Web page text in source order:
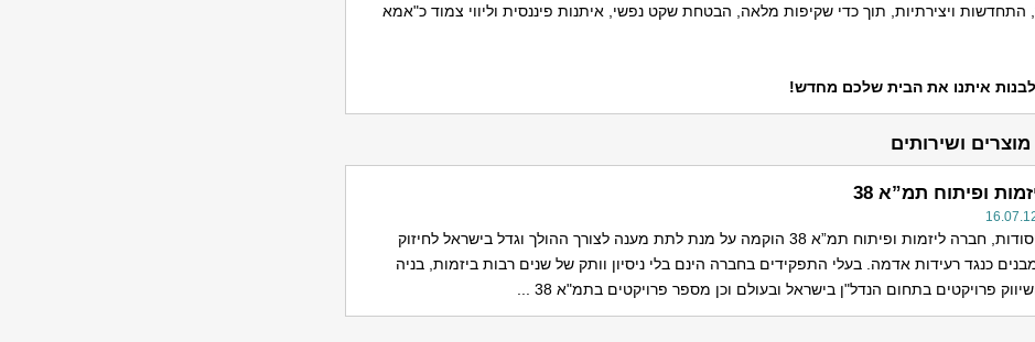
התחדשות ויצירתיות, תוך כדי שקיפות מלאה, הבטחת שקט נפשי, איתנות פיננסית וליווי צמוד כ"אמא
לבנות איתנו את הבית שלכם מחדש!
ופיתוח תמ”א 38
יסודות, חברה ליזמות ופיתוח תמ”א 38 הוקמה על מנת לתת מענה לצורך ההולך וגדל בישראל לחיזוק
כנגד רעידות אדמה. בעלי התפקידים בחברה הינם בלי ניסיון וותק של שנים רבות ביזמות, בניה
פרויקטים בתחום הנדל"ן בישראל ובעולם וכן מספר פרויקטים בתמ"א 38 ...